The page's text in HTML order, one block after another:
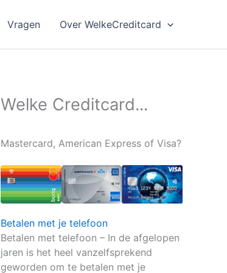
Vragen Over WelkeCreditcard
Welke Creditcard...
Mastercard, American Express of Visa?
Betalen met je telefoon
Betalen met telefoon – In de afgelopen
jaren is het heel vanzelfsprekend
geworden om te betalen met je